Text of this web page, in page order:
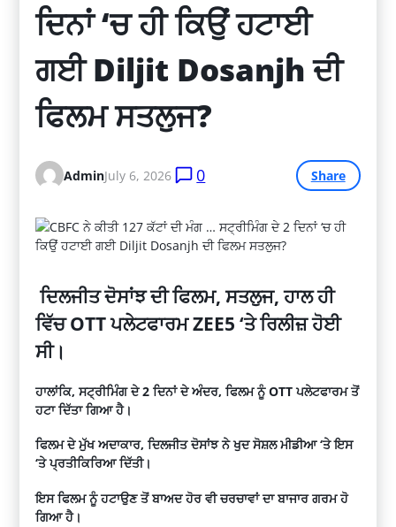
ਦਿਨਾਂ ‘ਚ ਹੀ ਕਿਉਂ ਹਟਾਈ
ਗਈ Diljit Dosanjh ਦੀ
ਫਿਲਮ ਸਤਲੁਜ?
AdminJuly 6, 2026 0 Share
ਦਿਲਜੀਤ ਦੋਸਾਂਝ ਦੀ ਫਿਲਮ, ਸਤਲੁਜ, ਹਾਲ ਹੀ
ਵਿੱਚ OTT ਪਲੇਟਫਾਰਮ ZEE5 ‘ਤੇ ਰਿਲੀਜ਼ ਹੋਈ
ਸੀ।
ਹਾਲਾਂਕਿ, ਸਟ੍ਰੀਮਿੰਗ ਦੇ 2 ਦਿਨਾਂ ਦੇ ਅੰਦਰ, ਫਿਲਮ ਨੂੰ OTT ਪਲੇਟਫਾਰਮ ਤੋਂ
ਹਟਾ ਦਿੱਤਾ ਗਿਆ ਹੈ।
ਫਿਲਮ ਦੇ ਮੁੱਖ ਅਦਾਕਾਰ, ਦਿਲਜੀਤ ਦੋਸਾਂਝ ਨੇ ਖੁਦ ਸੋਸ਼ਲ ਮੀਡੀਆ ‘ਤੇ ਇਸ
‘ਤੇ ਪ੍ਰਤੀਕਿਰਿਆ ਦਿੱਤੀ।
ਇਸ ਫਿਲਮ ਨੂੰ ਹਟਾਉਣ ਤੋਂ ਬਾਅਦ ਹੋਰ ਵੀ ਚਰਚਾਵਾਂ ਦਾ ਬਾਜਾਰ ਗਰਮ ਹੋ
ਗਿਆ ਹੈ।